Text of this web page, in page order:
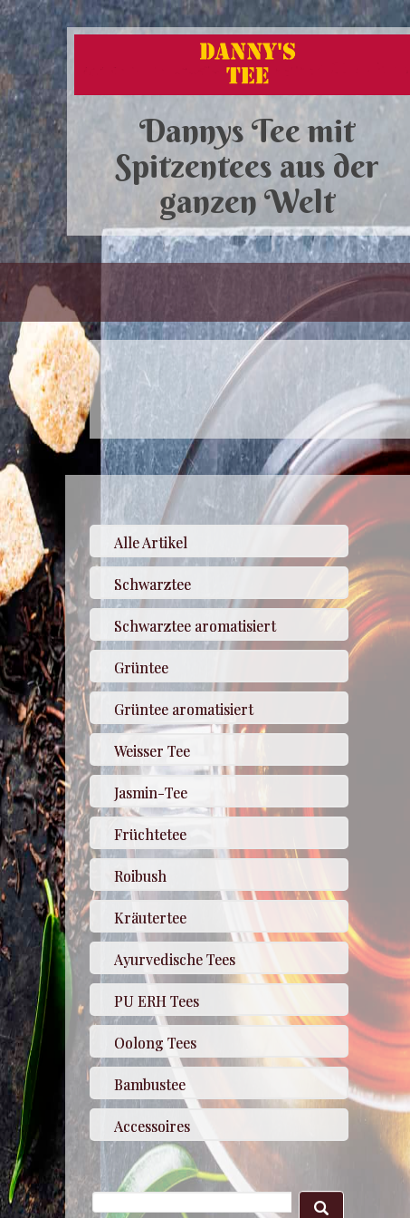
Dannys Tee mit
Spitzentees aus der
ganzen Welt
Alle Artikel
Schwarztee
Schwarztee aromatisiert
Grüntee
Grüntee aromatisiert
Weisser Tee
Jasmin-Tee
Früchtetee
Roibush
Kräutertee
Ayurvedische Tees
PU ERH Tees
Oolong Tees
Bambustee
Accessoires